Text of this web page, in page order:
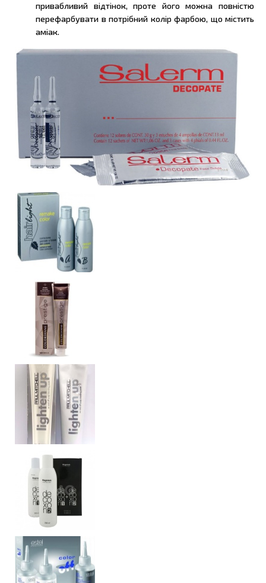
привабливий відтінок, проте його можна повністю
перефарбувати в потрібний колір фарбою, що містить
аміак.